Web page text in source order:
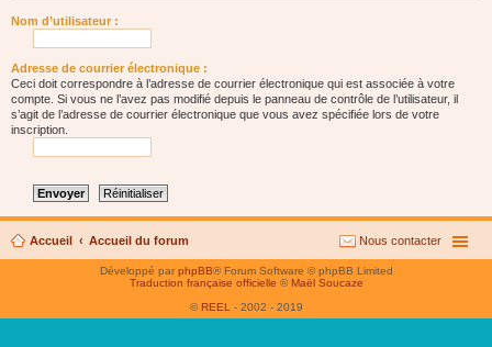
Nom d’utilisateur :
Adresse de courrier électronique :
Ceci doit correspondre à l’adresse de courrier électronique qui est associée à votre
compte. Si vous ne l’avez pas modifié depuis le panneau de contrôle de l’utilisateur, il
s’agit de l’adresse de courrier électronique que vous avez spécifiée lors de votre
inscription.
Accueil Accueil du forum Nous contacter
Développé parphpBB® Forum Software © phpBB Limited
Traduction française officielle © Maël Soucaze
© REEL - 2002 - 2019